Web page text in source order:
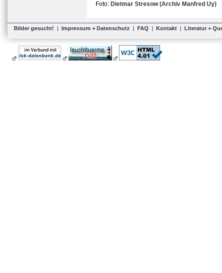
Foto: Dietmar Stresow (Archiv Manfred Uy)
Bilder gesucht! | Impressum + Datenschutz | FAQ | Kontakt | Literatur +